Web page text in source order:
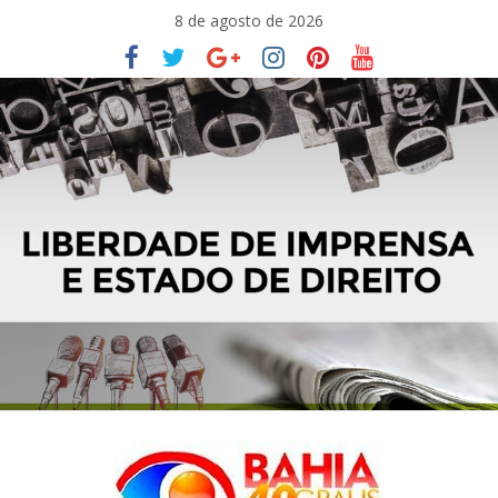
conteúdo
8 de agosto de 2026